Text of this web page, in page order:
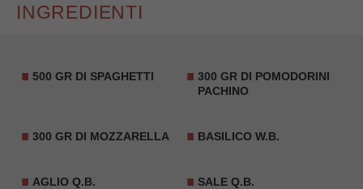
INGREDIENTI
500 GR DI SPAGHETTI
300 GR DI POMODORINI
PACHINO
300 GR DI MOZZARELLA BASILICO W.B.
AGLIO Q.B. SALE Q.B.